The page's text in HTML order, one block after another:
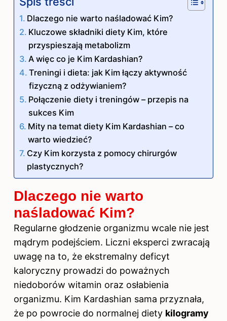
Dlaczego nie warto naśladować Kim?
Kluczowe składniki diety Kim, które
przyspieszają metabolizm
A więc co je Kim Kardashian?
Treningi i dieta: jak Kim łączy aktywność
fizyczną z odżywianiem?
Połączenie diety i treningów – przepis na
sukces Kim
Mity na temat diety Kim Kardashian – co
warto wiedzieć?
Czy Kim korzysta z pomocy chirurgów
plastycznych?
Dlaczego nie warto
naśladować Kim?
Regularne głodzenie organizmu wcale nie jest
mądrym podejściem. Liczni eksperci zwracają
uwagę na to, że ekstremalny deficyt
kaloryczny prowadzi do poważnych
niedoborów witamin oraz osłabienia
organizmu. Kim Kardashian sama przyznała,
że po powrocie do normalnej diety kilogramy